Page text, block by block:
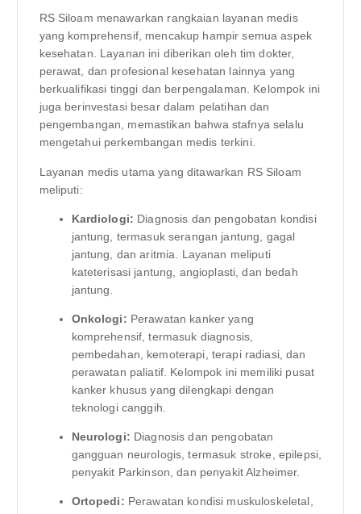
RS Siloam menawarkan rangkaian layanan medis
yang komprehensif, mencakup hampir semua aspek
kesehatan. Layanan ini diberikan oleh tim dokter,
perawat, dan profesional kesehatan lainnya yang
berkualifikasi tinggi dan berpengalaman. Kelompok ini
juga berinvestasi besar dalam pelatihan dan
pengembangan, memastikan bahwa stafnya selalu
mengetahui perkembangan medis terkini.
Layanan medis utama yang ditawarkan RS Siloam
meliputi:
Kardiologi: Diagnosis dan pengobatan kondisi
jantung, termasuk serangan jantung, gagal
jantung, dan aritmia. Layanan meliputi
kateterisasi jantung, angioplasti, dan bedah
jantung.
Onkologi: Perawatan kanker yang
komprehensif, termasuk diagnosis,
pembedahan, kemoterapi, terapi radiasi, dan
perawatan paliatif. Kelompok ini memiliki pusat
kanker khusus yang dilengkapi dengan
teknologi canggih.
Neurologi: Diagnosis dan pengobatan
gangguan neurologis, termasuk stroke, epilepsi,
penyakit Parkinson, dan penyakit Alzheimer.
Ortopedi: Perawatan kondisi muskuloskeletal,